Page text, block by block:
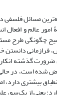
مسائل
عالم و افعال
چگونگی طرح
دانستن
ضرورت گذشته
شده است، در
بیشتری